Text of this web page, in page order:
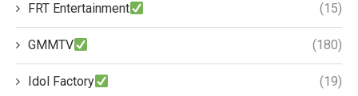
FRT Entertainment (15)
GMMTV (180)
Idol Factory (19)